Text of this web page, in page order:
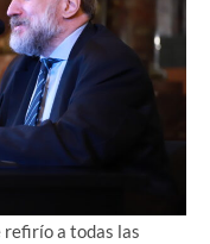
a todas las